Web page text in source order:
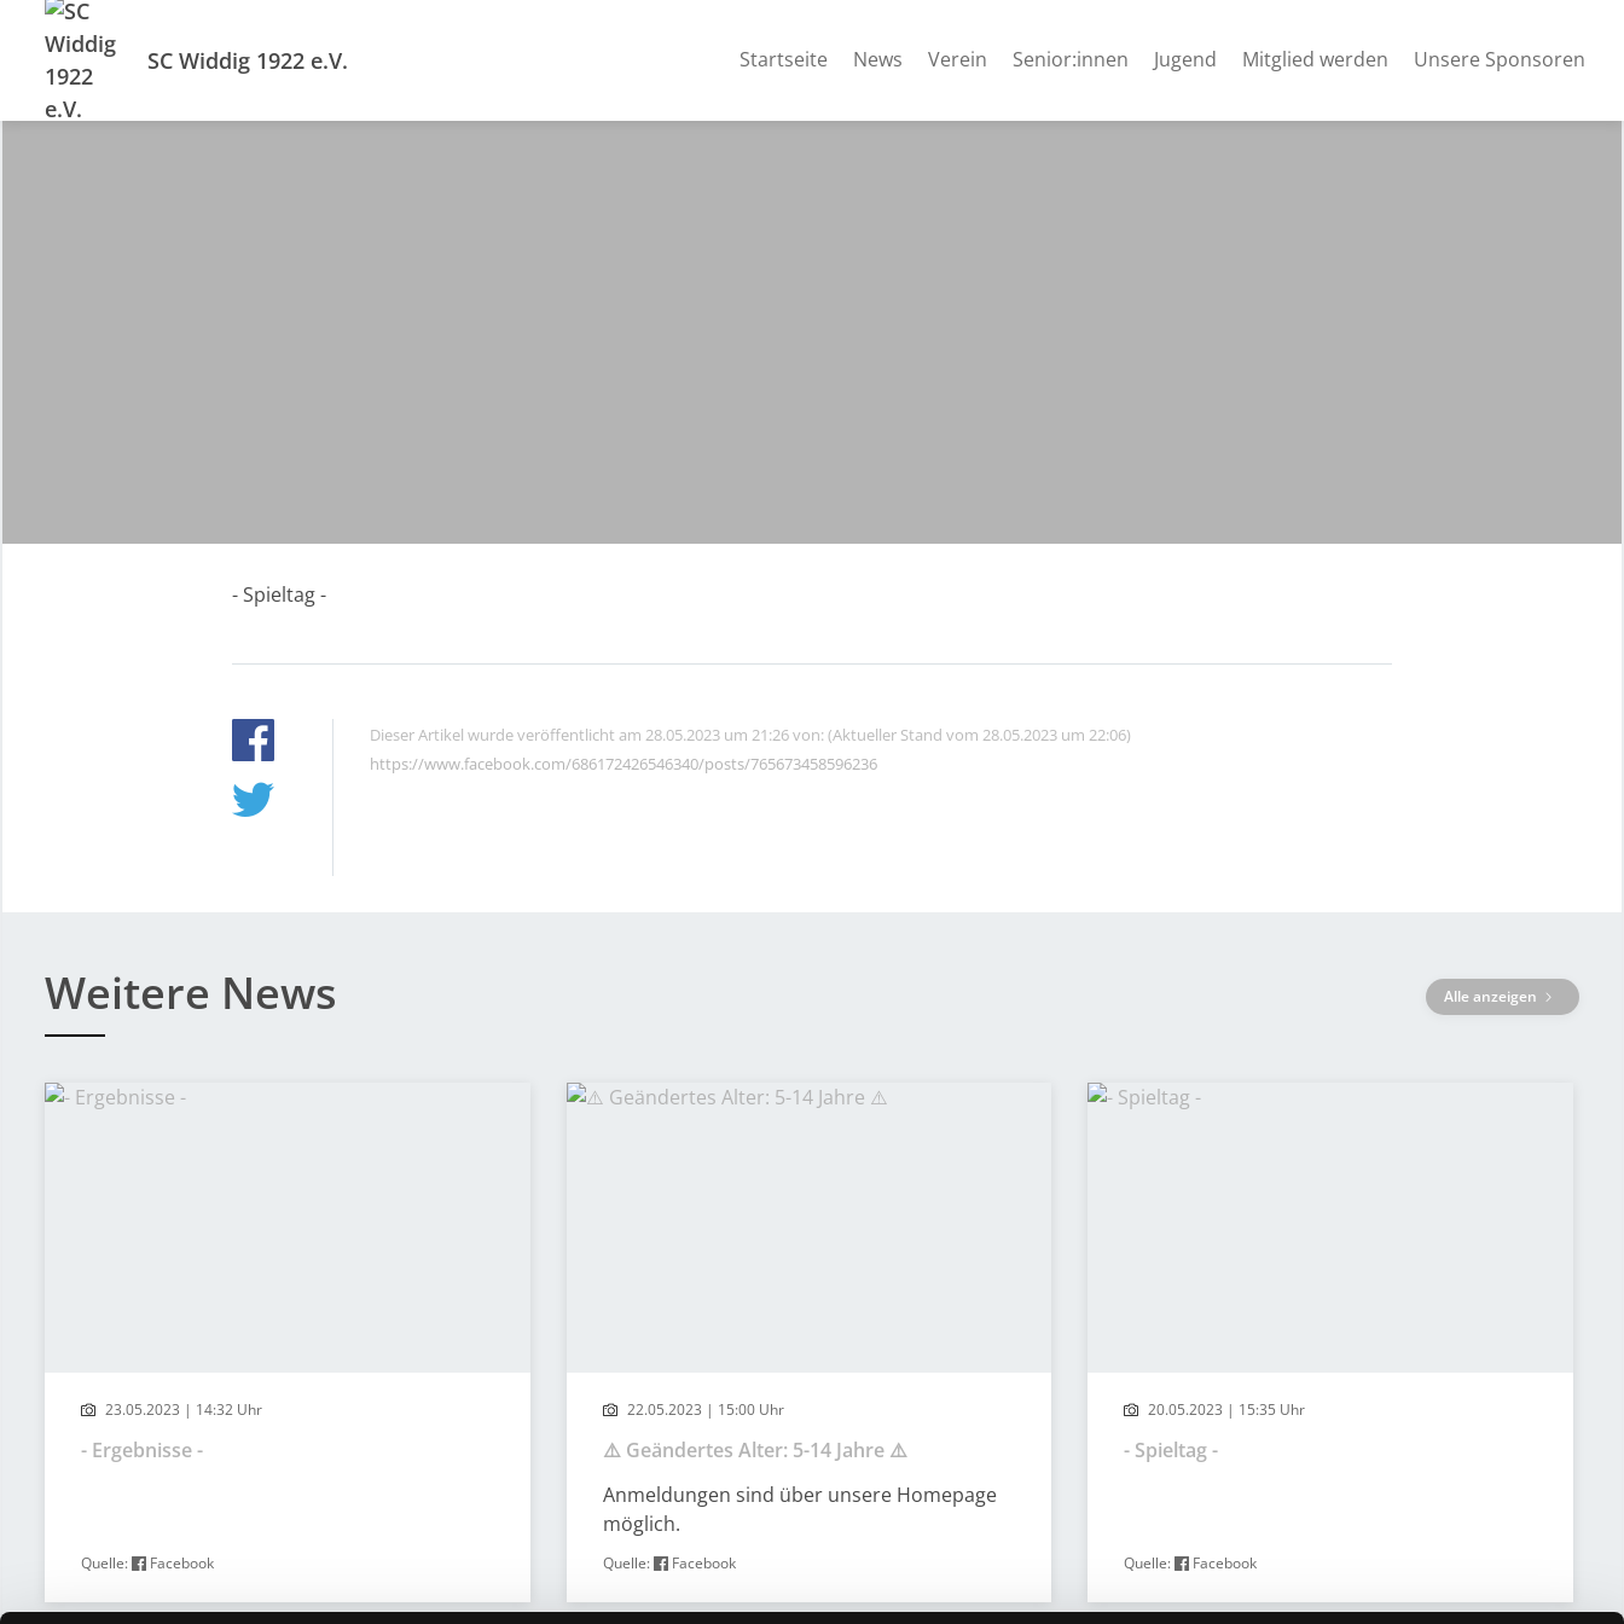
SC Widdig 1922 e.V. Startseite News Verein Senior:innen Jugend Mitglied werden Unsere Sponsoren
- Spieltag -
Dieser Artikel wurde veröffentlicht am 28.05.2023 um 21:26 von: (Aktueller Stand vom 28.05.2023 um 22:06)
https://www.facebook.com/686172426546340/posts/765673458596236
Weitere News Alle anzeigen
23.05.2023 | 14:32 Uhr
- Ergebnisse -
Quelle: Facebook
22.05.2023 | 15:00 Uhr
⚠️ Geändertes Alter: 5-14 Jahre ⚠️
Anmeldungen sind über unsere Homepage
möglich.
Quelle: Facebook
20.05.2023 | 15:35 Uhr
- Spieltag -
Quelle: Facebook